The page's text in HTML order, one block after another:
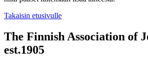
Takaisin etusivulle
The Finnish Association of
est.1905